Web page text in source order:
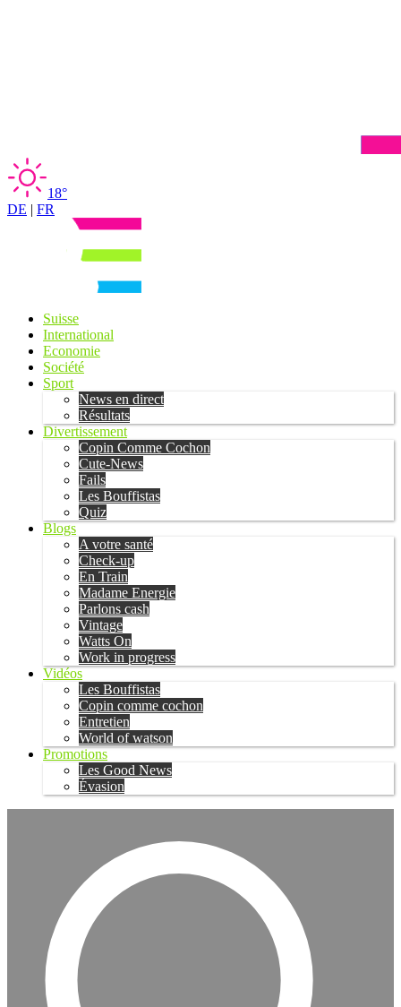
18°
DE | FR
Suisse
International
Economie
Société
Sport
News en direct
Résultats
Divertissement
Copin Comme Cochon
Cute-News
Fails
Les Bouffistas
Quiz
Blogs
A votre santé
Check-up
En Train
Madame Energie
Parlons cash
Vintage
Watts On
Work in progress
Vidéos
Les Bouffistas
Copin comme cochon
Entretien
World of watson
Promotions
Les Good News
Évasion